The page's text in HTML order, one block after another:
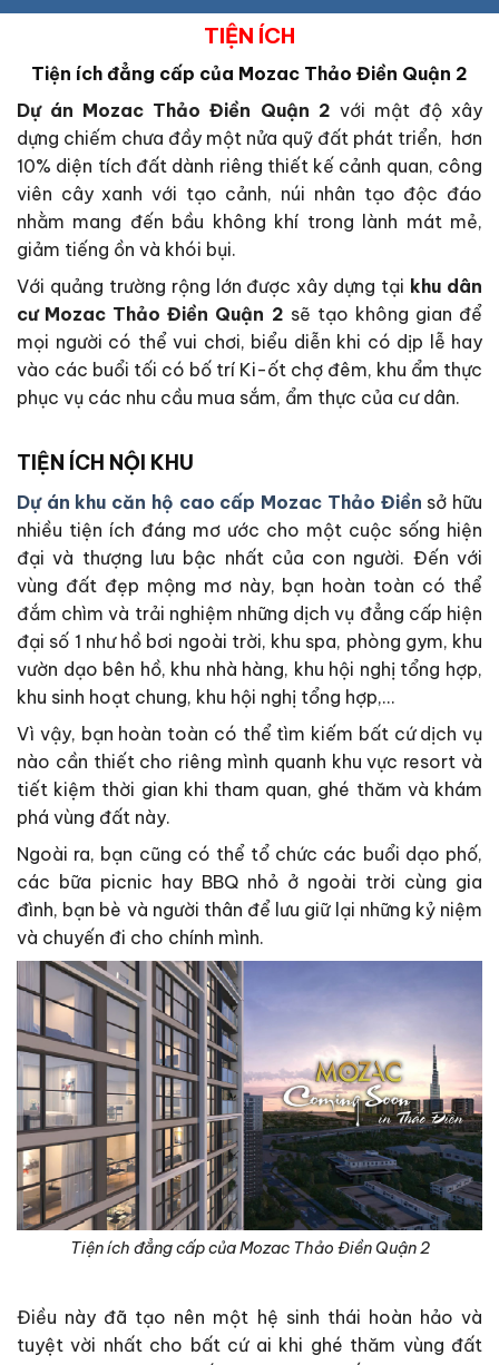
TIỆN ÍCH
Tiện ích đẳng cấp của Mozac Thảo Điền Quận 2
Dự án Mozac Thảo Điền Quận 2 với mật độ xây
dựng chiếm chưa đầy một nửa quỹ đất phát triển, hơn
10% diện tích đất dành riêng thiết kế cảnh quan, công
viên cây xanh với tạo cảnh, núi nhân tạo độc đáo
nhằm mang đến bầu không khí trong lành mát mẻ,
giảm tiếng ồn và khói bụi.
Với quảng trường rộng lớn được xây dựng tại khu dân
cư Mozac Thảo Điền Quận 2 sẽ tạo không gian để
mọi người có thể vui chơi, biểu diễn khi có dịp lễ hay
vào các buổi tối có bố trí Ki-ốt chợ đêm, khu ẩm thực
phục vụ các nhu cầu mua sắm, ẩm thực của cư dân.
TIỆN ÍCH NỘI KHU
Dự án khu căn hộ cao cấp Mozac Thảo Điền sở hữu
nhiều tiện ích đáng mơ ước cho một cuộc sống hiện
đại và thượng lưu bậc nhất của con người. Đến với
vùng đất đẹp mộng mơ này, bạn hoàn toàn có thể
đắm chìm và trải nghiệm những dịch vụ đẳng cấp hiện
đại số 1 như hồ bơi ngoài trời, khu spa, phòng gym, khu
vườn dạo bên hồ, khu nhà hàng, khu hội nghị tổng hợp,
khu sinh hoạt chung, khu hội nghị tổng hợp,…
Vì vậy, bạn hoàn toàn có thể tìm kiếm bất cứ dịch vụ
nào cần thiết cho riêng mình quanh khu vực resort và
tiết kiệm thời gian khi tham quan, ghé thăm và khám
phá vùng đất này.
Ngoài ra, bạn cũng có thể tổ chức các buổi dạo phố,
các bữa picnic hay BBQ nhỏ ở ngoài trời cùng gia
đình, bạn bè và người thân để lưu giữ lại những kỷ niệm
và chuyến đi cho chính mình.
Tiện ích đẳng cấp của Mozac Thảo Điền Quận 2
Điều này đã tạo nên một hệ sinh thái hoàn hảo và
tuyệt vời nhất cho bất cứ ai khi ghé thăm vùng đất